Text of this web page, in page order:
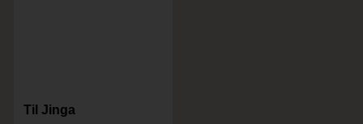
Til Jinga